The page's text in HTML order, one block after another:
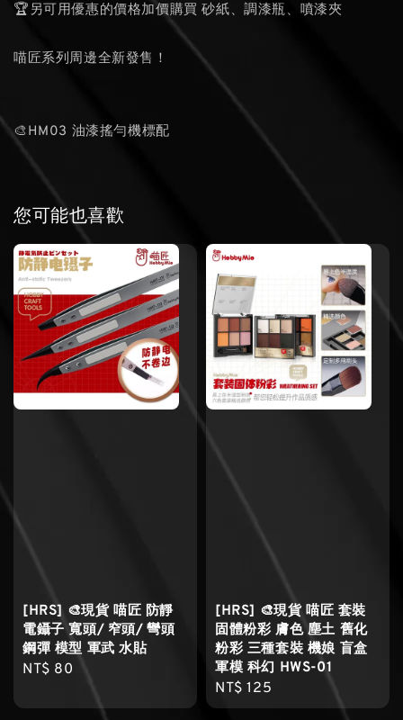
🏆另可用優惠的價格加價購買 砂紙、調漆瓶、噴漆夾
喵匠系列周邊全新發售！
🎨HM03 油漆搖勻機標配
您可能也喜歡
[HRS] 🎨現貨 喵匠 防靜
電鑷子 寬頭/ 窄頭/ 彎頭
鋼彈 模型 軍武 水貼
Regular
NT$ 80
[HRS] 🎨現貨 喵匠 套裝
固體粉彩 膚色 塵土 舊化
粉彩 三種套裝 機娘 盲盒
軍模 科幻 HWS-01
Regular
price
NT$ 125